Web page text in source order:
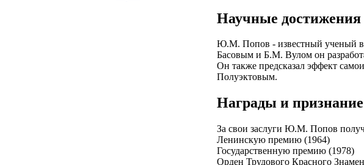
Научные достижения
Ю.М. Попов - известный ученый в
Басовым и Б.М. Вулом он
Он также предсказал эффект
Полуэктовым.
Награды и признание
За свои заслуги Ю.М. Попов
Ленинскую премию (1964)
Государственную премию (1978)
Орден Трудового Красного